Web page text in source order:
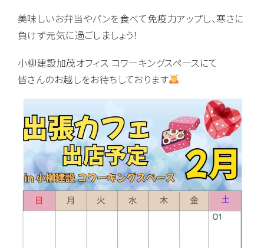
美味しいお弁当やパンを食べて免疫力アップし、寒さに
負けず元気に過ごしましょう！
小柳建設加茂オフィス コワーキングスペースにて
皆さんのお越しをお待ちしております